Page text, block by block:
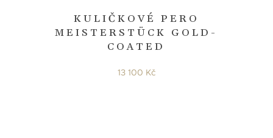
KULIČKOVÉ PERO
MEISTERSTÜCK GOLD-
COATED
13 100 Kč